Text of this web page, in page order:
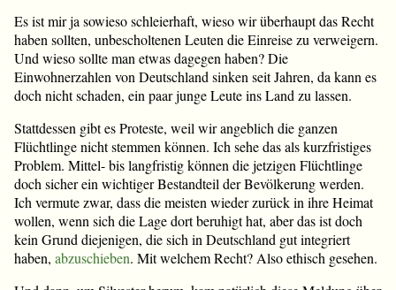
Es ist mir ja sowieso schleierhaft, wieso wir überhaupt das Recht
haben sollten, unbescholtenen Leuten die Einreise zu verweigern.
Und wieso sollte man etwas dagegen haben? Die
Einwohnerzahlen von Deutschland sinken seit Jahren, da kann es
doch nicht schaden, ein paar junge Leute ins Land zu lassen.
Stattdessen gibt es Proteste, weil wir angeblich die ganzen
Flüchtlinge nicht stemmen können. Ich sehe das als kurzfristiges
Problem. Mittel- bis langfristig können die jetzigen Flüchtlinge
doch sicher ein wichtiger Bestandteil der Bevölkerung werden.
Ich vermute zwar, dass die meisten wieder zurück in ihre Heimat
wollen, wenn sich die Lage dort beruhigt hat, aber das ist doch
kein Grund diejenigen, die sich in Deutschland gut integriert
haben, abzuschieben. Mit welchem Recht? Also ethisch gesehen.